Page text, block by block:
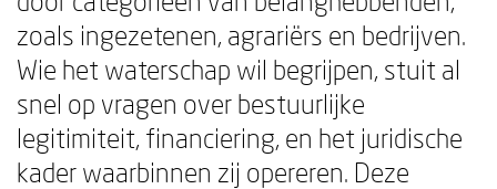
zoals ingezetenen, agrariërs en bedrijven.
Wie het waterschap wil begrijpen, stuit al
snel op vragen over bestuurlijke
legitimiteit, financiering, en het juridische
kader waarbinnen zij opereren. Deze